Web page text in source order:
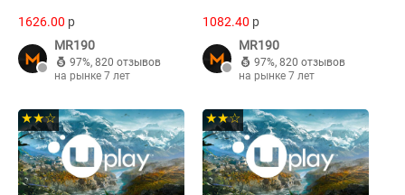
1626.00 p
MR190
97%, 820 отзывов
на рынке 7 лет
1082.40 p
MR190
97%, 820 отзывов
на рынке 7 лет
★★☆ ★★☆